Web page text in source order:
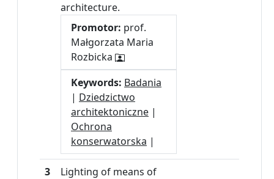
architecture.
Promotor: prof.
Małgorzata Maria
Rozbicka
Keywords: Badania
| Dziedzictwo
architektoniczne |
Ochrona
konserwatorska |
3
Lighting of means of